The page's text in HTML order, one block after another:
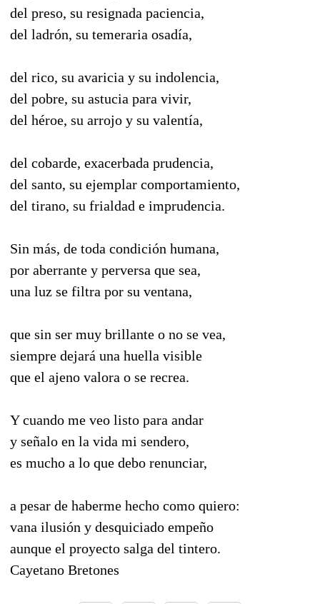
del preso, su resignada paciencia,
del ladrón, su temeraria osadía,
del rico, su avaricia y su indolencia,
del pobre, su astucia para vivir,
del héroe, su arrojo y su valentía,
del cobarde, exacerbada prudencia,
del santo, su ejemplar comportamiento,
del tirano, su frialdad e imprudencia.
Sin más, de toda condición humana,
por aberrante y perversa que sea,
una luz se filtra por su ventana,
que sin ser muy brillante o no se vea,
siempre dejará una huella visible
que el ajeno valora o se recrea.
Y cuando me veo listo para andar
y señalo en la vida mi sendero,
es mucho a lo que debo renunciar,
a pesar de haberme hecho como quiero:
vana ilusión y desquiciado empeño
aunque el proyecto salga del tintero.
Cayetano Bretones